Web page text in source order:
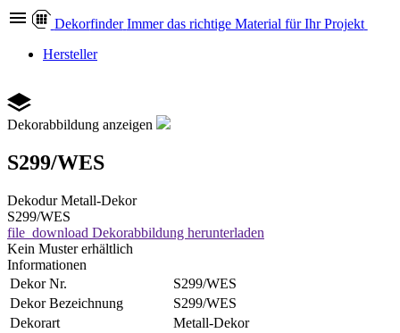
Dekorfinder Immer das richtige Material für Ihr Projekt
Hersteller
Dekorabbildung anzeigen
S299/WES
Dekodur Metall-Dekor
S299/WES
file_download Dekorabbildung herunterladen
Kein Muster erhältlich
Informationen
Dekor Nr.
S299/WES
Dekor Bezeichnung
S299/WES
Dekorart
Metall-Dekor